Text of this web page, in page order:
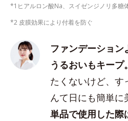
*1ヒアルロン酸Na、スイゼンジノリ多糖
*2 皮膜効果により付着を防ぐ
ファンデーショ
うるおいもキープ。
たくないけど、
んて日にも簡単に
単品で使用した際